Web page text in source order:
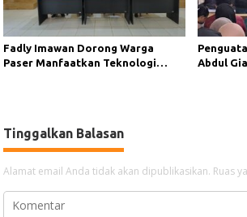
Fadly Imawan Dorong Warga
Paser Manfaatkan Teknologi
Abdul
Tinggalkan Balasan
Alamat email Anda tidak akan dipublikasikan. Ruas